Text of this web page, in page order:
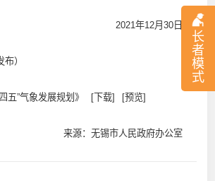
长
者
模
式
2021年12月30日
）
五”气象发展规划》 [下载] [预览]
来源：无锡市人民政府办公室